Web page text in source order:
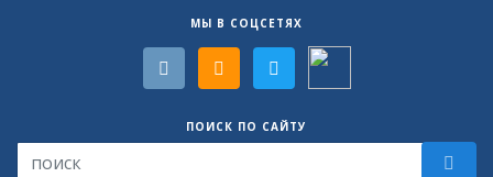
МЫ В СОЦСЕТЯХ
ПОИСК ПО САЙТУ